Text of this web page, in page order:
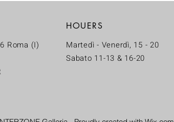
Roma (I)
HOUERS
Martedì - Venerdì, 15 - 20
Sabato 11-13 & 16-20